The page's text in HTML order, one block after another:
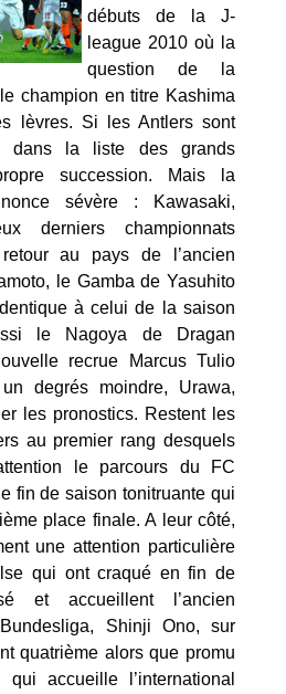
débuts de la J-
league 2010 où la
question de la
champion en titre Kashima
lèvres. Si les Antlers sont
dans la liste des grands
succession. Mais la
sévère : Kawasaki,
derniers championnats
au pays de l’ancien
le Gamba de Yasuhito
à celui de la saison
le Nagoya de Dragan
recrue Marcus Tulio
degrés moindre, Urawa,
les pronostics. Restent les
au premier rang desquels
le parcours du FC
fin de saison tonitruante qui
place finale. A leur côté,
une attention particulière
qui ont craqué en fin de
et accueillent l’ancien
Shinji Ono, sur
quatrième alors que promu
accueille l’international